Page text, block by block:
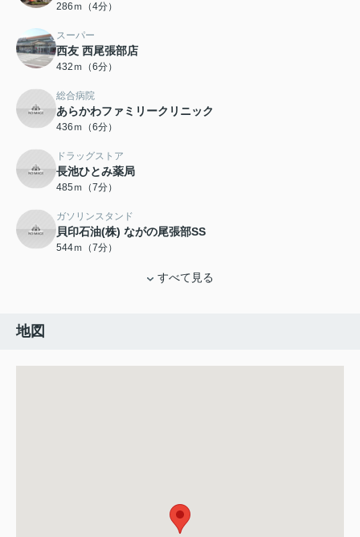
286ｍ（4分）
スーパー
西友 西尾張部店
432ｍ（6分）
総合病院
あらかわファミリークリニック
436ｍ（6分）
ドラッグストア
長池ひとみ薬局
485ｍ（7分）
ガソリンスタンド
貝印石油(株) ながの尾張部SS
544ｍ（7分）
すべて見る
地図